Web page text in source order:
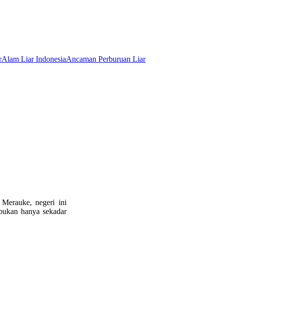
Alam Liar IndonesiaAncaman Perburuan Liar
negeri ini
hanya sekadar